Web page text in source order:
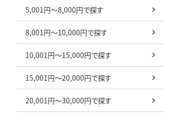
5,001円～8,000円で探す
8,001円～10,000円で探す
10,001円～15,000円で探す
15,001円～20,000円で探す
20,001円～30,000円で探す